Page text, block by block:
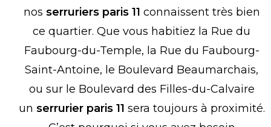
nos serruriers paris 11 connaissent très bien
ce quartier. Que vous habitiez la Rue du
Faubourg-du-Temple, la Rue du Faubourg-
Saint-Antoine, le Boulevard Beaumarchais,
ou sur le Boulevard des Filles-du-Calvaire
un serrurier paris 11 sera toujours à proximité.